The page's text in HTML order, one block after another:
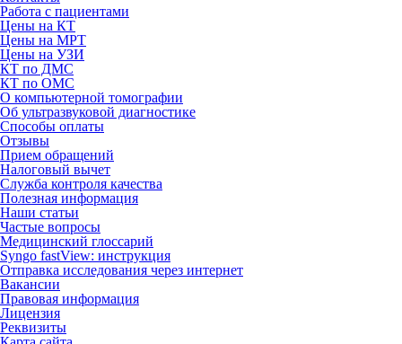
Работа с пациентами
Цены на КТ
Цены на МРТ
Цены на УЗИ
КТ по ДМС
КТ по ОМС
О компьютерной томографии
Об ультразвуковой диагностике
Способы оплаты
Отзывы
Прием обращений
Налоговый вычет
Служба контроля качества
Полезная информация
Наши статьи
Частые вопросы
Медицинский глоссарий
Syngo fastView: инструкция
Отправка исследования через интернет
Вакансии
Правовая информация
Лицензия
Реквизиты